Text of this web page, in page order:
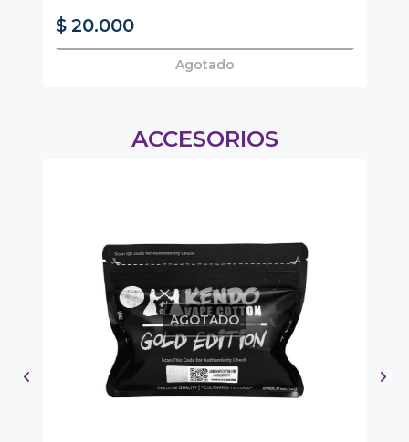
$ 20.000
Agotado
ACCESORIOS
AGOTADO